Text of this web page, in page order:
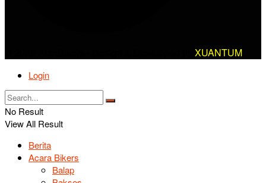
XUANTUM
Login
No Result
View All Result
Berita
Acara Bikers
Balap